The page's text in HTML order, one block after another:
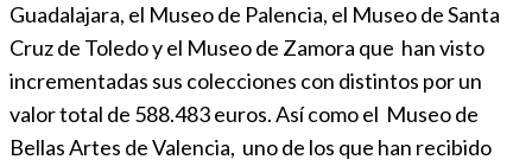
Guadalajara, el Museo de Palencia, el Museo de Santa
Cruz de Toledo y el Museo de Zamora que han visto
incrementadas sus colecciones con distintos por un
valor total de 588.483 euros. Así como el Museo de
Bellas Artes de Valencia, uno de los que han recibido